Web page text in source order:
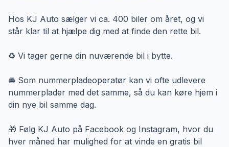
Hos KJ Auto sælger vi ca. 400 biler om året, og vi
står klar til at hjælpe dig med at finde den rette bil.
♻ Vi tager gerne din nuværende bil i bytte.
🚘 Som nummerpladeoperatør kan vi ofte udlevere
nummerplader med det samme, så du kan køre hjem i
din nye bil samme dag.
🎁 Følg KJ Auto på Facebook og Instagram, hvor du
hver måned har mulighed for at vinde en gratis bil